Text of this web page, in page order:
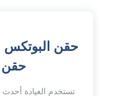
حقن البوتكس
حقن
تستخدم العيادة أحدث